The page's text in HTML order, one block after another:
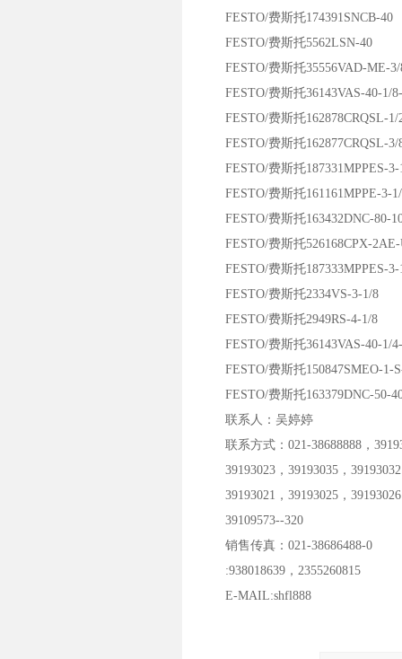
FESTO/费斯托174391SNCB-40
FESTO/费斯托5562LSN-40
FESTO/费斯托35556VAD-ME-3/
FESTO/费斯托36143VAS-40-1/
FESTO/费斯托162878CRQSL-1/
FESTO/费斯托162877CRQSL-3/
FESTO/费斯托187331MPPES-3-
FESTO/费斯托161161MPPE-3-1/
FESTO/费斯托163432DNC-80-
FESTO/费斯托526168CPX-
FESTO/费斯托187333MPPES-3-
FESTO/费斯托2334VS-3-1/8
FESTO/费斯托2949RS-4-1/8
FESTO/费斯托36143VAS-40-1/
FESTO/费斯托150847SMEO-1-
FESTO/费斯托163379DNC-50-
联系人：吴婷婷
联系方式：021-38688888，
39193023，39193035，39193032
39193021，39193025，39193026
39109573--320
销售传真：021-38686488-0
:938018639，2355260815
E-MAIL:shfl888